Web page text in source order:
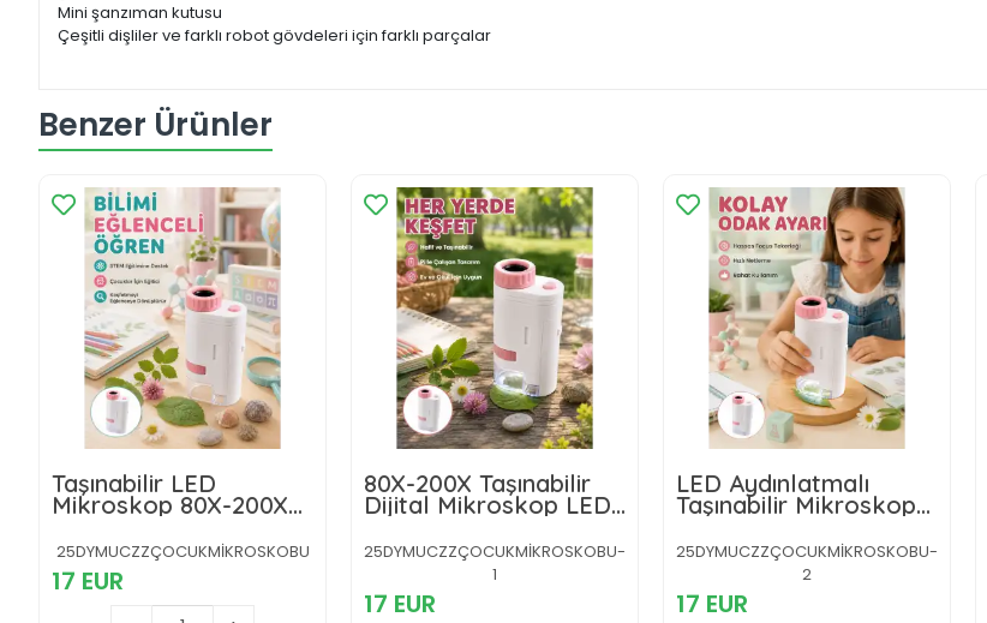
Mini şanzıman kutusu
Çeşitli dişliler ve farklı robot gövdeleri için farklı parçalar
Benzer Ürünler
Taşınabilir LED
Mikroskop 80X-200X
Büyütmeli Çocuklar
İçin Eğitici Bilim
Mikroskobu
25DYMUCZZÇOCUKMİKROSKOBU
17 EUR
80X-200X Taşınabilir
Dijital Mikroskop LED
Işıklı Çocuk Eğitim
Mikroskobu
25DYMUCZZÇOCUKMİKROSKOBU-
1
17 EUR
LED Aydınlatmalı
Taşınabilir Mikroskop
80X-200X Ayarlanabilir
Büyütme Özellikli
25DYMUCZZÇOCUKMİKROSKOBU-
2
17 EUR